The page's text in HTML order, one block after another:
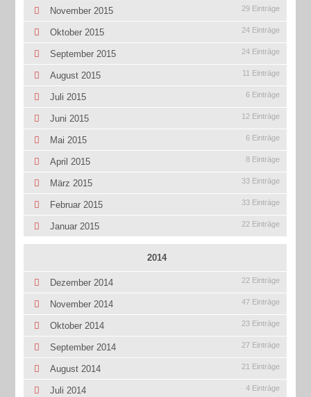
November 2015 29 Einträge
Oktober 2015 24 Einträge
September 2015 24 Einträge
August 2015 11 Einträge
Juli 2015 6 Einträge
Juni 2015 12 Einträge
Mai 2015 6 Einträge
April 2015 8 Einträge
März 2015 33 Einträge
Februar 2015 33 Einträge
Januar 2015 22 Einträge
2014
Dezember 2014 22 Einträge
November 2014 47 Einträge
Oktober 2014 23 Einträge
September 2014 27 Einträge
August 2014 21 Einträge
Juli 2014 4 Einträge